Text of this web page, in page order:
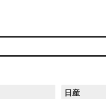
日産